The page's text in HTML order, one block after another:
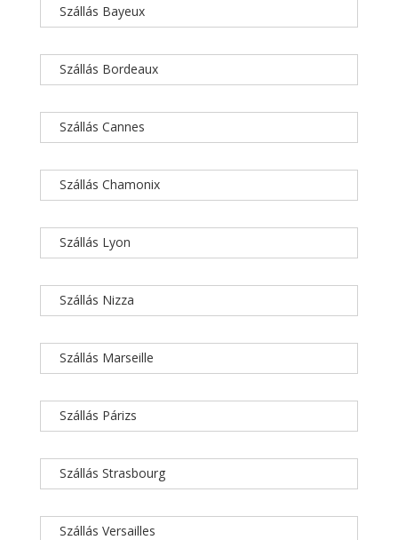
Szállás Bayeux
Szállás Bordeaux
Szállás Cannes
Szállás Chamonix
Szállás Lyon
Szállás Nizza
Szállás Marseille
Szállás Párizs
Szállás Strasbourg
Szállás Versailles